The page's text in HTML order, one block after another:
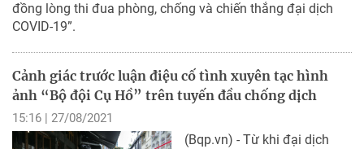
đồng lòng thi đua phòng, chống và chiến thắng đại dịch
COVID-19”.
Cảnh giác trước luận điệu cố tình xuyên tạc hình
ảnh “Bộ đội Cụ Hồ” trên tuyến đầu chống dịch
15:16 | 27/08/2021
(Bqp.vn) - Từ khi đại dịch